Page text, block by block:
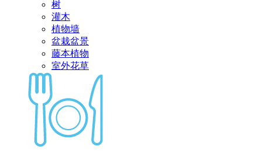
树
灌木
植物墙
盆栽盆景
藤本植物
室外花草